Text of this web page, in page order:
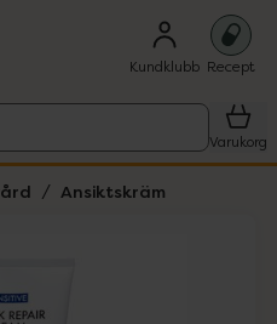
Kundklubb Recept
Varukorg
Ansiktskräm